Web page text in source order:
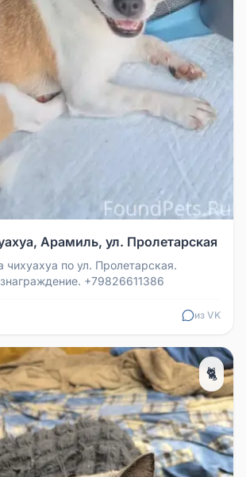
Арамиль, ул. Пролетарская
чихуахуа по ул. Пролетарская.
+79826611386
из VK
🐈